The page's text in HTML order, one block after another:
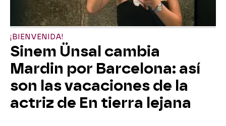
¡BIENVENIDA!
Sinem Ünsal cambia
Mardin por Barcelona: así
son las vacaciones de la
actriz de En tierra lejana